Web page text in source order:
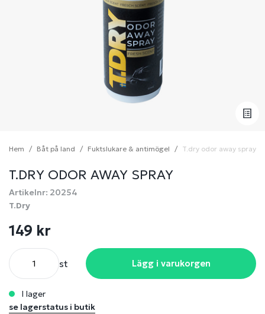
Hem Båt på land Fuktslukare & antimögel T.dry odor away spray
T.DRY ODOR AWAY SPRAY
Artikelnr: 20254
T.Dry
149 kr
st Lägg i varukorgen
i lager
se lagerstatus i butik